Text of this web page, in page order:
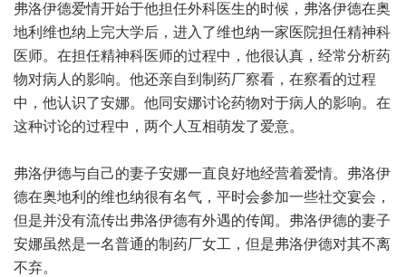
弗洛伊德爱情开始于他担任外科医生的时候，弗洛伊德在奥
地利维也纳上完大学后，进入了维也纳一家医院担任精神科
医师。在担任精神科医师的过程中，他很认真，经常分析药
物对病人的影响。他还亲自到制药厂察看，在察看的过程
中，他认识了安娜。他同安娜讨论药物对于病人的影响。在
这种讨论的过程中，两个人互相萌发了爱意。
弗洛伊德与自己的妻子安娜一直良好地经营着爱情。弗洛伊
德在奥地利的维也纳很有名气，平时会参加一些社交宴会，
但是并没有流传出弗洛伊德有外遇的传闻。弗洛伊德的妻子
安娜虽然是一名普通的制药厂女工，但是弗洛伊德对其不离
不弃。